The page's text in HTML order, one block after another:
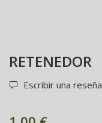
RETENEDOR
Escribir una reseña